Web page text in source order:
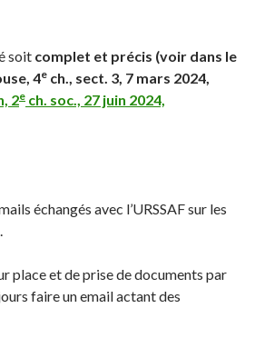
soit complet et précis (voir dans le
4e ch., sect. 3, 7 mars 2024,
2e ch. soc., 27 juin 2024,
échangés avec l’URSSAF sur les
place et de prise de documents par
faire un email actant des